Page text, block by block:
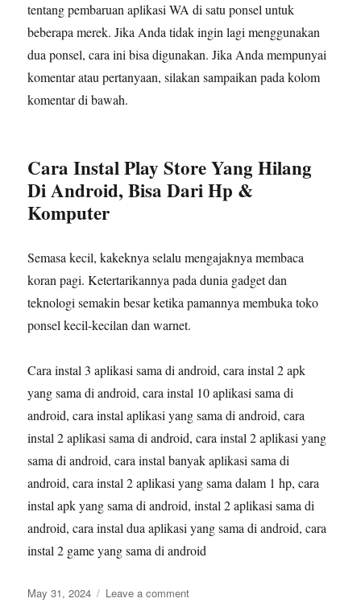
tentang pembaruan aplikasi WA di satu ponsel untuk
beberapa merek. Jika Anda tidak ingin lagi menggunakan
dua ponsel, cara ini bisa digunakan. Jika Anda mempunyai
komentar atau pertanyaan, silakan sampaikan pada kolom
komentar di bawah.
Cara Instal Play Store Yang Hilang
Di Android, Bisa Dari Hp &
Komputer
Semasa kecil, kakeknya selalu mengajaknya membaca
koran pagi. Ketertarikannya pada dunia gadget dan
teknologi semakin besar ketika pamannya membuka toko
ponsel kecil-kecilan dan warnet.
Cara instal 3 aplikasi sama di android, cara instal 2 apk
yang sama di android, cara instal 10 aplikasi sama di
android, cara instal aplikasi yang sama di android, cara
instal 2 aplikasi sama di android, cara instal 2 aplikasi yang
sama di android, cara instal banyak aplikasi sama di
android, cara instal 2 aplikasi yang sama dalam 1 hp, cara
instal apk yang sama di android, instal 2 aplikasi sama di
android, cara instal dua aplikasi yang sama di android, cara
instal 2 game yang sama di android
Posted
May 31, 2024 Leave a commenton